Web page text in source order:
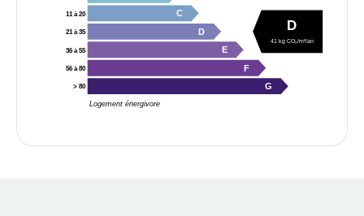
Logement énergivore
11 à 20 C
21 à 35 D
36 à 55 E
56 à 80 F
> 80 G
D
41 kg CO₂/m²/an